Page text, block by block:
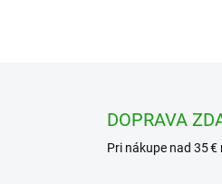
DOPRAVA
Pri nákupe nad 35